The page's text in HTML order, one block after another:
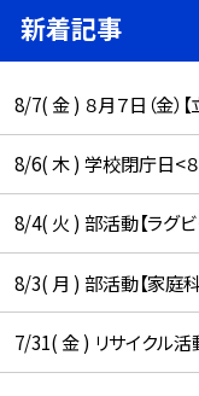
新着記事
8/7( 金 ) ８月７日（金）【
8/6( 木 ) 学校閉庁日<８
8/4( 火 ) 部活動【ラグビ
8/3( 月 ) 部活動【家庭科
7/31( 金 ) リサイクル活